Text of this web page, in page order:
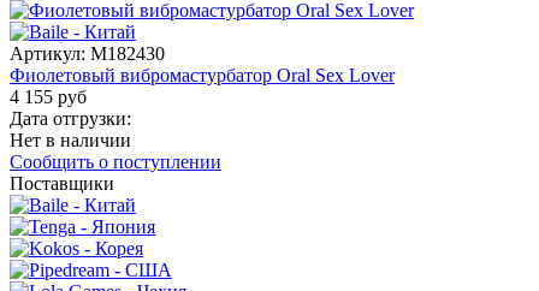
Артикул: M182430
Фиолетовый вибромастурбатор Oral Sex Lover
4 155 руб
Дата отгрузки:
Нет в наличии
Сообщить о поступлении
Поставщики